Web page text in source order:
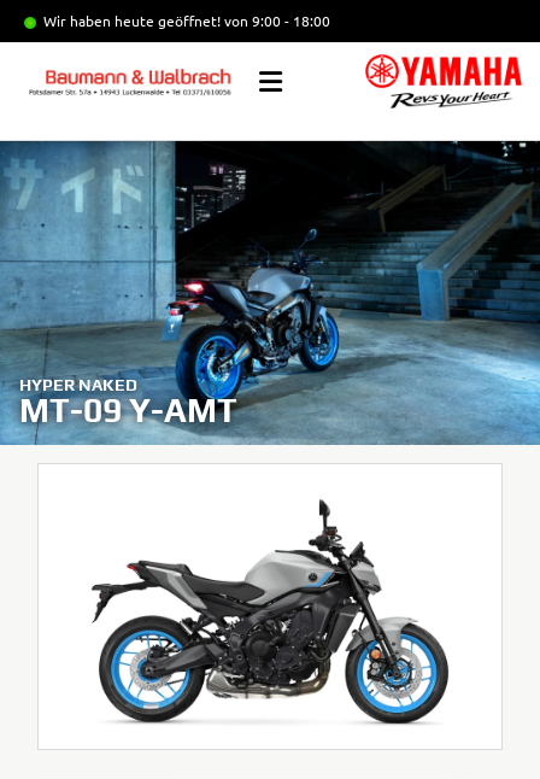
Wir haben heute geöffnet!von 9:00 - 18:00
HYPER NAKED
MT-09 Y-AMT